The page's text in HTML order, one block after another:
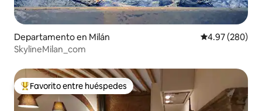
Departamento en Milán Calificación
4.97 (280)
SkylineMilan_com
De los mejores en Favorito entre huéspedes
Favorito entre huéspedes